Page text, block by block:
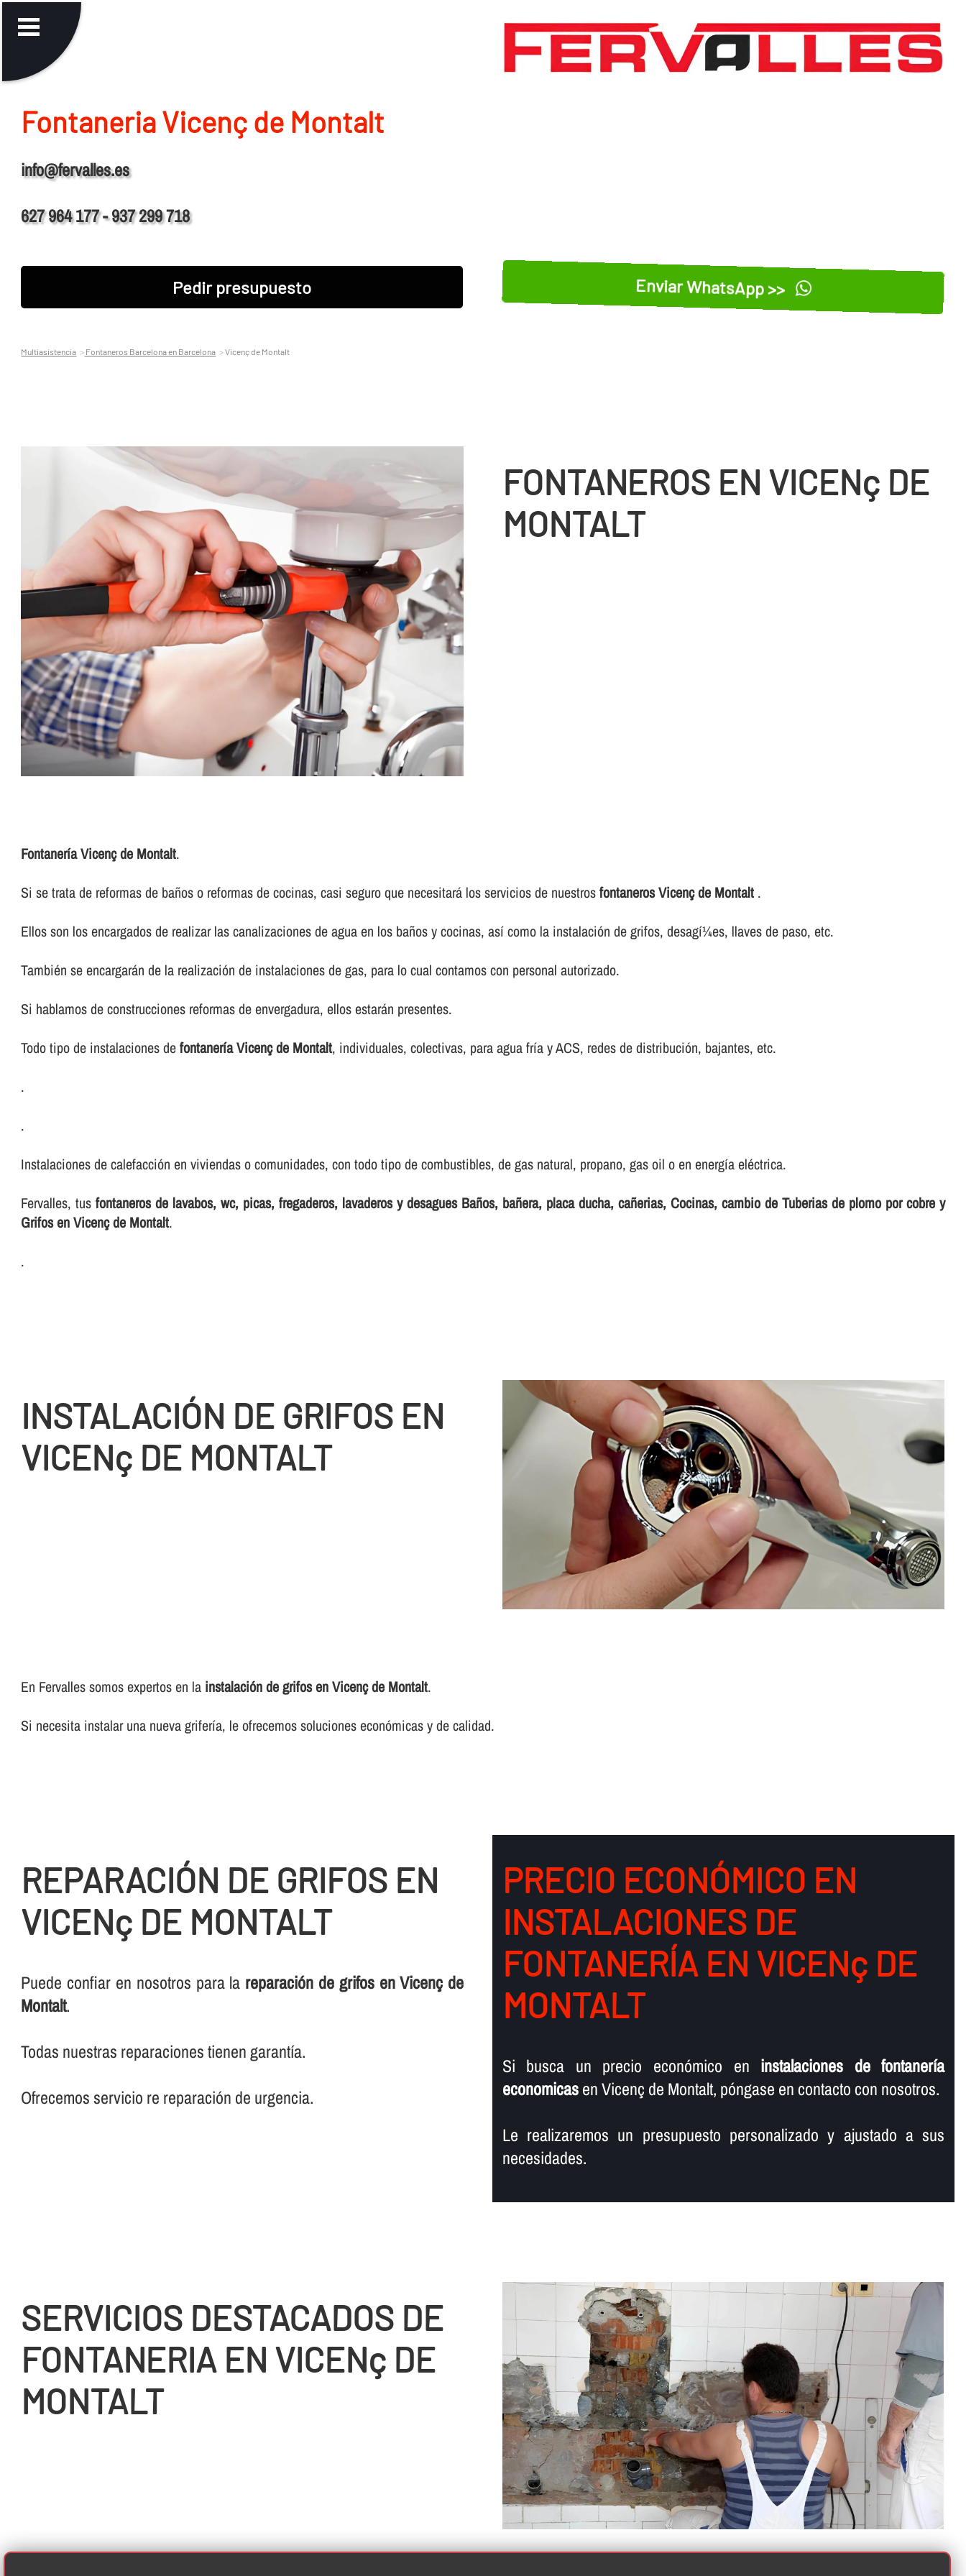
Fontaneria Vicenç de Montalt
info@fervalles.es
627 964 177 - 937 299 718
Pedir presupuesto Enviar WhatsApp >>
Multiasistencia Fontaneros Barcelona en Barcelona Vicenç de Montalt
FONTANEROS EN VICENç DE
MONTALT
Fontanerí­a Vicenç de Montalt.
Si se trata de reformas de baños o reformas de cocinas, casi seguro que necesitará los servicios de nuestrosfontaneros Vicenç de Montalt .
Ellos son los encargados de realizar las canalizaciones de agua en los baños y cocinas, así­ como la instalación de grifos, desagí¼es, llaves de paso, etc.
También se encargarán de la realización de instalaciones de gas, para lo cual contamos con personal autorizado.
Si hablamos de construcciones reformas de envergadura, ellos estarán presentes.
Todo tipo de instalaciones defontanerí­a Vicenç de Montalt, individuales, colectivas, para agua frí­a y ACS, redes de distribución, bajantes, etc.
.
.
Instalaciones de calefacción en viviendas o comunidades, con todo tipo de combustibles, de gas natural, propano, gas oil o en energí­a eléctrica.
Fervalles, tusfontaneros de lavabos, wc, picas, fregaderos, lavaderos y desagues Baños, bañera, placa ducha, cañerias, Cocinas, cambio de Tuberias de plomo por cobre y
Grifos en Vicenç de Montalt.
.
INSTALACIÓN DE GRIFOS EN
VICENç DE MONTALT
En Fervalles somos expertos en la instalación de grifos en Vicenç de Montalt.
Si necesita instalar una nueva griferí­a, le ofrecemos soluciones económicas y de calidad.
REPARACIÓN DE GRIFOS EN
VICENç DE MONTALT
Puede confiar en nosotros para la reparación de grifos en Vicenç de
Montalt.
Todas nuestras reparaciones tienen garantí­a.
Ofrecemos servicio re reparación de urgencia.
PRECIO ECONÓMICO EN
INSTALACIONES DE
FONTANERÍ­A EN VICENç DE
MONTALT
Si busca un precio económico en instalaciones de fontanerí­a
economicasen Vicenç de Montalt, póngase en contacto con nosotros.
Le realizaremos un presupuesto personalizado y ajustado a sus
necesidades.
SERVICIOS DESTACADOS DE
FONTANERIA EN VICENç DE
MONTALT